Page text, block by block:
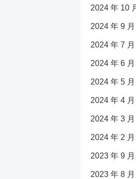
2024 年 10
2024 年 9 月
2024 年 7 月
2024 年 6 月
2024 年 5 月
2024 年 4 月
2024 年 3 月
2024 年 2 月
2023 年 9 月
2023 年 8 月